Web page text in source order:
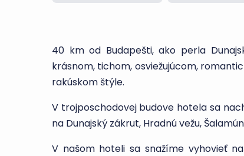
40 km od Budapešti, ako perla
krásnom, tichom, osviežujúcom,
rakúskom štýle.
V trojposchodovej budove hotela sa
na Dunajský zákrut, Hradnú vežu,
V našom hoteli sa snažíme vyhovieť